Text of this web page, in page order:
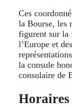
Ces
la Bourse, les
figurent sur la
l’Europe et
la consule
consulaire de
Horaires